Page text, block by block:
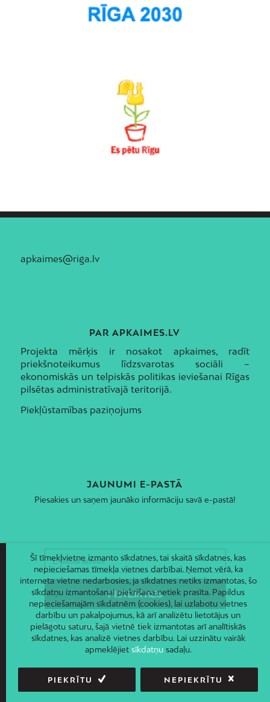
apkaimes@riga.lv
PAR APKAIMES.LV
Projekta mērķis ir nosakot apkaimes, radīt
priekšnoteikumus līdzsvarotas sociāli –
ekonomiskās un telpiskās politikas ieviešanai Rīgas
pilsētas administratīvajā teritorijā.
Piekļūstamības paziņojums
JAUNUMI E-PASTĀ
Piesakies un saņem jaunāko informāciju savā e-pastā!
Šī tīmekļvietne izmanto sīkdatnes, tai skaitā sīkdatnes, kas
nepieciešamas tīmekļa vietnes darbībai. Ņemot vērā, ka
interneta vietne nedarbosies, ja sīkdatnes netiks izmantotas, šo
sīkdatņu izmantošanai piekrišana netiek prasīta. Papildus
nepieciešamajām sīkdatnēm (cookies), lai uzlabotu vietnes
darbību un pakalpojumus, kā arī analizētu lietotājus un
pielāgotu saturu, šajā vietnē tiek izmantotas arī analītiskās
sīkdatnes, kas analizē vietnes darbību. Lai uzzinātu vairāk
apmeklējiet sīkdatņusadaļu.
PIEKRĪTU NEPIEKRĪTU